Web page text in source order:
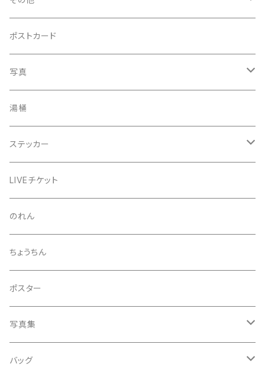
手ぬぐい
コースター
うちわ
きんちゃく
マッチ
くつ下
お礼ボイス
アクリルスタンド
灰皿
ポストカード
写真
24節気少年
芒種風景
夏至風景
白露
生写真
プロマイド（マルベル堂）
湯桶
ステッカー
24節気少年
毅然湯
スガヌマンチョコシール
A HARD DAY'S NIGHT
with the suganuma's
LIVEチケット
のれん
ちょうちん
ポスター
写真集
５歳刻み写真集
バッグ